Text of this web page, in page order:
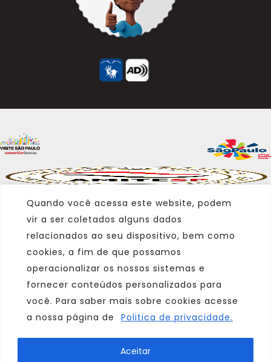
Quando você acessa este website, podem
vir a ser coletados alguns dados
relacionados ao seu dispositivo, bem como
cookies, a fim de que possamos
operacionalizar os nossos sistemas e
fornecer conteúdos personalizados para
você. Para saber mais sobre cookies acesse
a nossa página de
Politica de privacidade.
Aceitar